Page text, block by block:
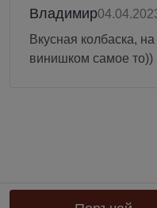
Владимир
Вкусная колбаска,
винишком самое то))
Предоставяне на информация
на еврото в Република